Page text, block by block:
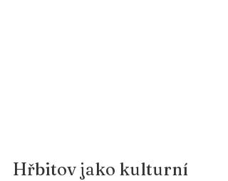
Hřbitov jako kulturní